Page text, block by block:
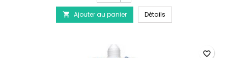
du
produit
JUWEL
pour
 Ajouter au panier Détails
favorite_border